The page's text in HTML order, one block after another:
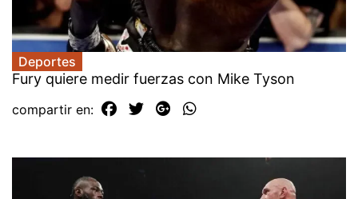
Deportes
Fury quiere medir fuerzas con Mike Tyson
compartir en: